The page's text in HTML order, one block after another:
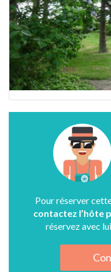
Pour réserver
contactez l’hôte
réservez avec